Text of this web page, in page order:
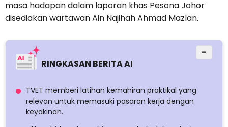
masa hadapan dalam laporan khas Pesona Johor
disediakan wartawan Ain Najihah Ahmad Mazlan.
RINGKASAN BERITA AI
−
TVET memberi latihan kemahiran praktikal yang
relevan untuk memasuki pasaran kerja dengan
keyakinan.